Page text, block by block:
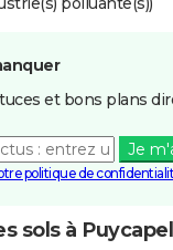
et bons plans
Je
politique de
sols à Puycapel